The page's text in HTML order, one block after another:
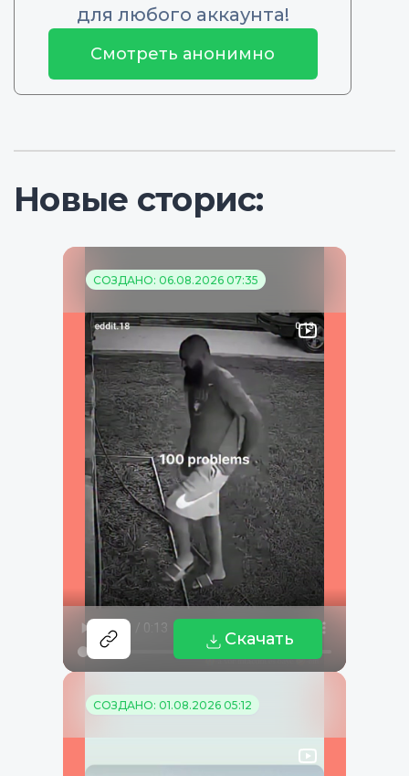
для любого аккаунта!
Смотреть анонимно
Новые сторис:
СОЗДАНО: 06.08.2026 07:35
Скачать
СОЗДАНО: 01.08.2026 05:12